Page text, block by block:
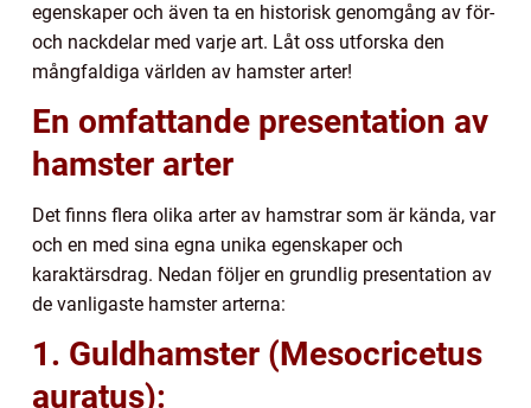
egenskaper och även ta en historisk genomgång av för-
och nackdelar med varje art. Låt oss utforska den
mångfaldiga världen av hamster arter!
En omfattande presentation av
hamster arter
Det finns flera olika arter av hamstrar som är kända, var
och en med sina egna unika egenskaper och
karaktärsdrag. Nedan följer en grundlig presentation av
de vanligaste hamster arterna:
1. Guldhamster (Mesocricetus
auratus):